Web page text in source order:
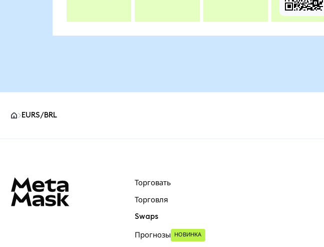
EURS/BRL
Торговать
Торговля
Swaps
Прогнозы НОВИНКА